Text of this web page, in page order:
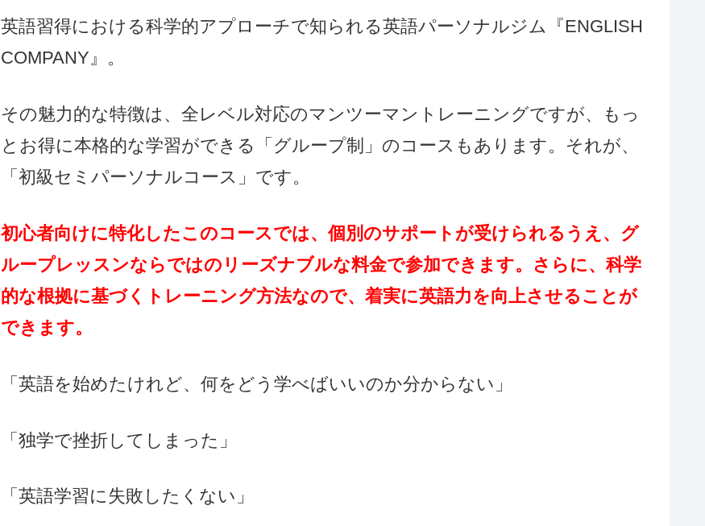
英語習得における科学的アプローチで知られる英語パーソナルジム『ENGLISH
COMPANY』。
その魅力的な特徴は、全レベル対応のマンツーマントレーニングですが、もっ
とお得に本格的な学習ができる「グループ制」のコースもあります。それが、
「初級セミパーソナルコース」です。
初心者向けに特化したこのコースでは、個別のサポートが受けられるうえ、グ
ループレッスンならではのリーズナブルな料金で参加できます。さらに、科学
的な根拠に基づくトレーニング方法なので、着実に英語力を向上させることが
できます。
「英語を始めたけれど、何をどう学べばいいのか分からない」
「独学で挫折してしまった」
「英語学習に失敗したくない」